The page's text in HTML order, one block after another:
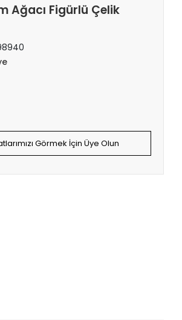
Ağacı Figürlü Çelik
Görmek İçin Üye Olun